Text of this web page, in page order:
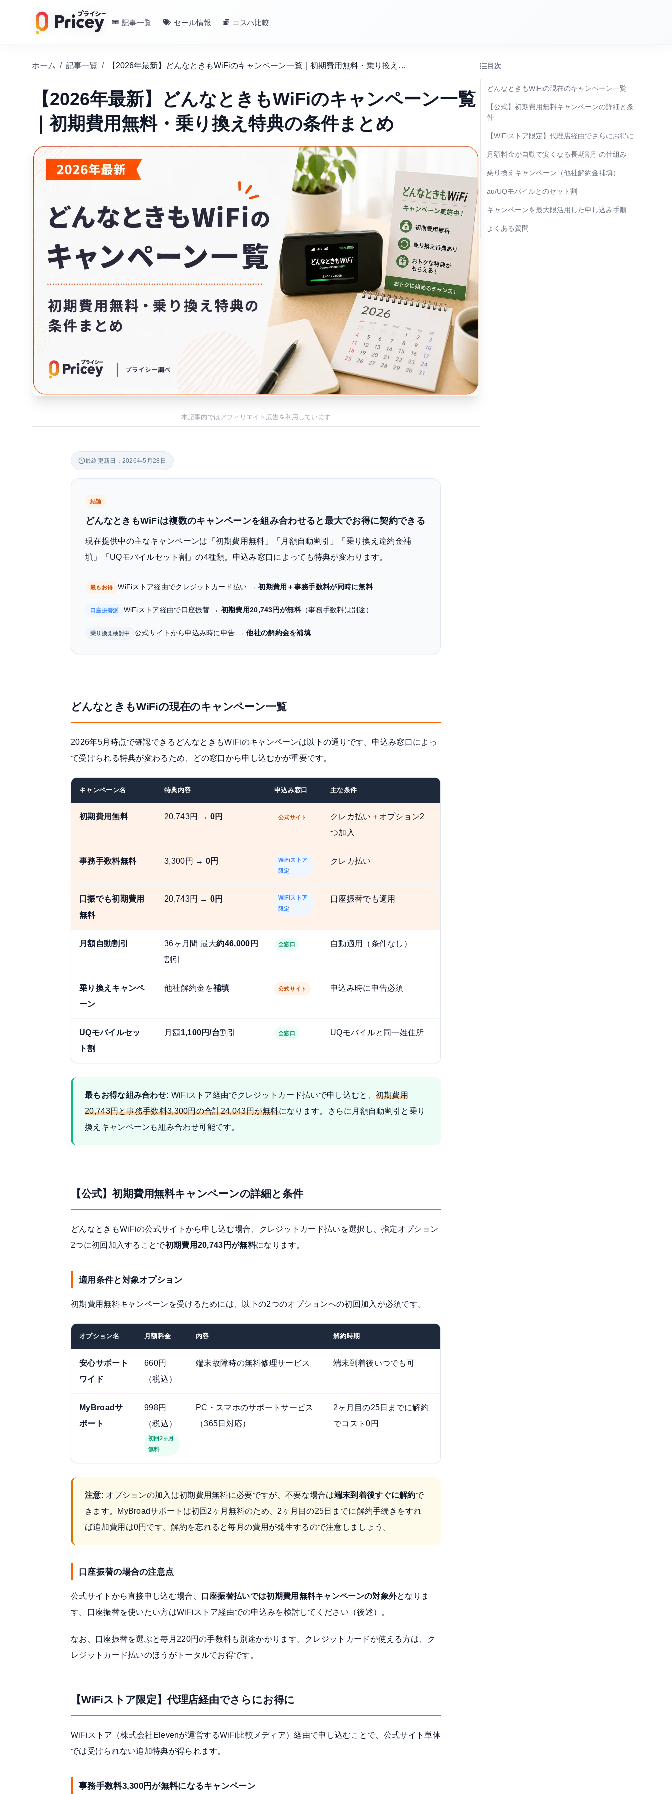
記事一覧 セール情報 コスパ比較
ホーム / 記事一覧 / 【2026年最新】どんなときもWiFiのキャンペーン一覧｜初期費用無料・乗り換え特典の条件まとめ
【2026年最新】どんなときもWiFiのキャンペーン一覧
｜初期費用無料・乗り換え特典の条件まとめ
本記事内ではアフィリエイト広告を利用しています
最終更新日：2026年5月28日
結論
どんなときもWiFiは複数のキャンペーンを組み合わせると最大でお得に契約できる
現在提供中の主なキャンペーンは「初期費用無料」「月額自動割引」「乗り換え違約金補
填」「UQモバイルセット割」の4種類。申込み窓口によっても特典が変わります。
最もお得 WiFiストア経由でクレジットカード払い →初期費用＋事務手数料が同時に無料
口座振替派 WiFiストア経由で口座振替 → 初期費用20,743円が無料（事務手数料は別途）
乗り換え検討中 公式サイトから申込み時に申告 →他社の解約金を補填
どんなときもWiFiの現在のキャンペーン一覧
2026年5月時点で確認できるどんなときもWiFiのキャンペーンは以下の通りです。申込み窓口によっ
て受けられる特典が変わるため、どの窓口から申し込むかが重要です。
キャンペーン名 特典内容 申込み窓口 主な条件
初期費用無料 20,743円 →0円 公式サイト
クレカ払い＋オプション2
つ加入
事務手数料無料 3,300円 → 0円
WiFiストア
限定
クレカ払い
口振でも初期費用
無料
20,743円 →0円
WiFiストア
限定
口座振替でも適用
月額自動割引 36ヶ月間 最大約46,000円
割引
全窓口 自動適用（条件なし）
乗り換えキャンペ
ーン
他社解約金を補填 公式サイト 申込み時に申告必須
UQモバイルセッ
ト割
月額1,100円/台割引 全窓口 UQモバイルと同一姓住所
最もお得な組み合わせ: WiFiストア経由でクレジットカード払いで申し込むと、 初期費用
20,743円と事務手数料3,300円の合計24,043円が無料になります。さらに月額自動割引と乗り
換えキャンペーンも組み合わせ可能です。
【公式】初期費用無料キャンペーンの詳細と条件
どんなときもWiFiの公式サイトから申し込む場合、クレジットカード払いを選択し、指定オプション
2つに初回加入することで初期費用20,743円が無料になります。
適用条件と対象オプション
初期費用無料キャンペーンを受けるためには、以下の2つのオプションへの初回加入が必須です。
オプション名 月額料金 内容 解約時期
安心サポート
ワイド
660円
（税込）
端末故障時の無料修理サービス 端末到着後いつでも可
MyBroadサ
ポート
998円
（税込）
初回2ヶ月
無料
PC・スマホのサポートサービス
（365日対応）
2ヶ月目の25日までに解約
でコスト0円
注意: オプションの加入は初期費用無料に必要ですが、不要な場合は端末到着後すぐに解約で
きます。MyBroadサポートは初回2ヶ月無料のため、2ヶ月目の25日までに解約手続きをすれ
ば追加費用は0円です。解約を忘れると毎月の費用が発生するので注意しましょう。
口座振替の場合の注意点
公式サイトから直接申し込む場合、 口座振替払いでは初期費用無料キャンペーンの対象外となりま
す。口座振替を使いたい方はWiFiストア経由での申込みを検討してください（後述）。
なお、口座振替を選ぶと毎月220円の手数料も別途かかります。クレジットカードが使える方は、ク
レジットカード払いのほうがトータルでお得です。
【WiFiストア限定】代理店経由でさらにお得に
WiFiストア（株式会社Elevenが運営するWiFi比較メディア）経由で申し込むことで、公式サイト単体
では受けられない追加特典が得られます。
事務手数料3,300円が無料になるキャンペーン
目次
どんなときもWiFiの現在のキャンペーン一覧
【公式】初期費用無料キャンペーンの詳細と条
件
【WiFiストア限定】代理店経由でさらにお得に
月額料金が自動で安くなる長期割引の仕組み
乗り換えキャンペーン（他社解約金補填）
au/UQモバイルとのセット割
キャンペーンを最大限活用した申し込み手順
よくある質問